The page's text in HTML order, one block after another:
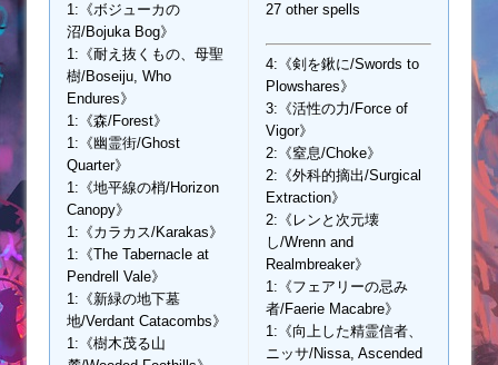
1:《ボジューカの
沼/Bojuka Bog》
1:《耐え抜くもの、母聖
樹/Boseiju, Who
Endures》
1:《森/Forest》
1:《幽霊街/Ghost
Quarter》
1:《地平線の梢/Horizon
Canopy》
1:《カラカス/Karakas》
1:《The Tabernacle at
Pendrell Vale》
1:《新緑の地下墓
地/Verdant Catacombs》
1:《樹木茂る山
27 other spells
4:《剣を鍬に/Swords to
Plowshares》
3:《活性の力/Force of
Vigor》
2:《窒息/Choke》
2:《外科的摘出/Surgical
Extraction》
2:《レンと次元壊
し/Wrenn and
Realmbreaker》
1:《フェアリーの忌み
者/Faerie Macabre》
1:《向上した精霊信者、
ニッサ/Nissa, Ascended